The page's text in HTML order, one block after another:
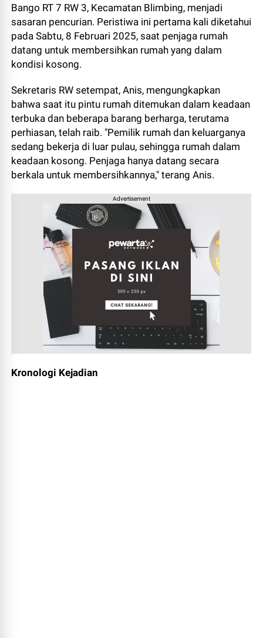
Bango RT 7 RW 3, Kecamatan Blimbing, menjadi
sasaran pencurian. Peristiwa ini pertama kali diketahui
pada Sabtu, 8 Februari 2025, saat penjaga rumah
datang untuk membersihkan rumah yang dalam
kondisi kosong.
Sekretaris RW setempat, Anis, mengungkapkan
bahwa saat itu pintu rumah ditemukan dalam keadaan
terbuka dan beberapa barang berharga, terutama
perhiasan, telah raib. "Pemilik rumah dan keluarganya
sedang bekerja di luar pulau, sehingga rumah dalam
keadaan kosong. Penjaga hanya datang secara
berkala untuk membersihkannya," terang Anis.
Advertisement
Kronologi Kejadian